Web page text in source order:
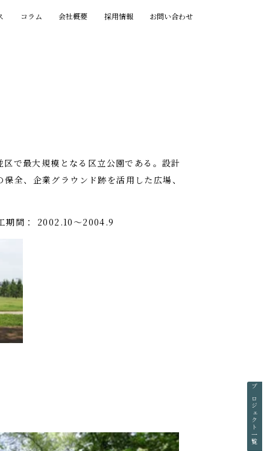
コラム 会社概要 採用情報 お問い合わせ
プロジェクト一覧
で最大規模となる区立公園である。設計
全、企業グラウンド跡を活用した広場、
間： 2002.10～2004.9